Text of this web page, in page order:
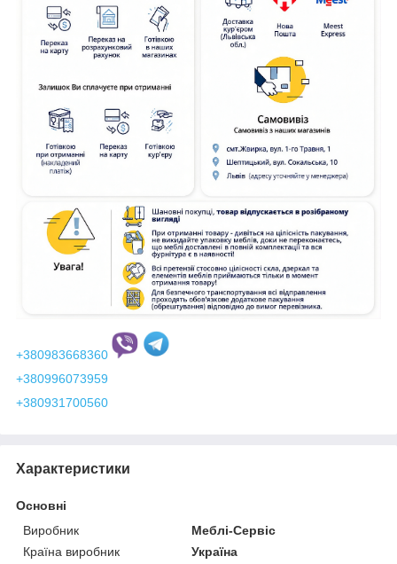
+380983668360
+380996073959
+380931700560
Характеристики
Основні
Виробник
Меблі-Сервіс
Країна виробник
Україна